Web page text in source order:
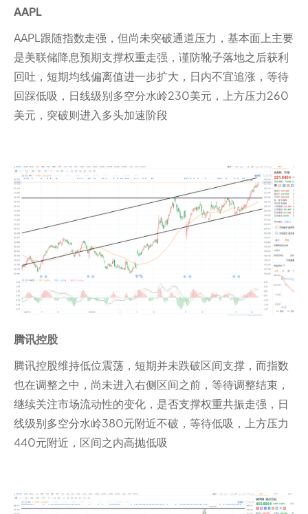
AAPL
AAPL跟随指数走强，但尚未突破通道压力，基本面上主要
是美联储降息预期支撑权重走强，谨防靴子落地之后获利
回吐，短期均线偏离值进一步扩大，日内不宜追涨，等待
回踩低吸，日线级别多空分水岭230美元，上方压力260
美元，突破则进入多头加速阶段
腾讯控股
腾讯控股维持低位震荡，短期并未跌破区间支撑，而指数
也在调整之中，尚未进入右侧区间之前，等待调整结束，
继续关注市场流动性的变化，是否支撑权重共振走强，日
线级别多空分水岭380元附近不破，等待低吸，上方压力
440元附近，区间之内高抛低吸